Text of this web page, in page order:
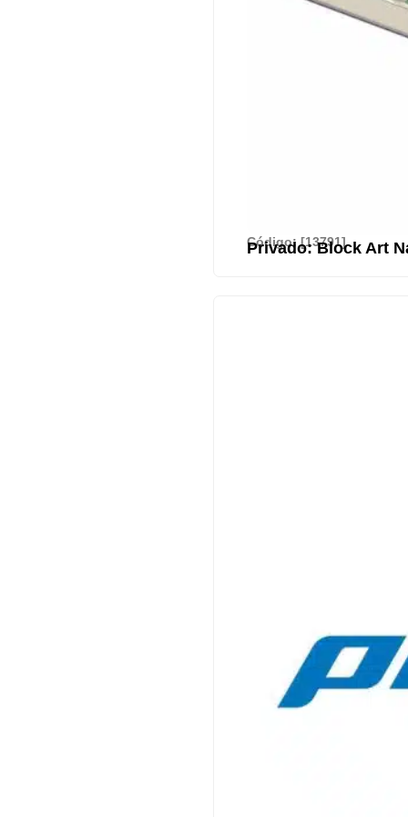
Código: [13791]
Privado: Block Art